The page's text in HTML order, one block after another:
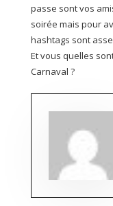
passe sont vos
soirée mais pour
hashtags sont
Et vous quelles
Carnaval ?